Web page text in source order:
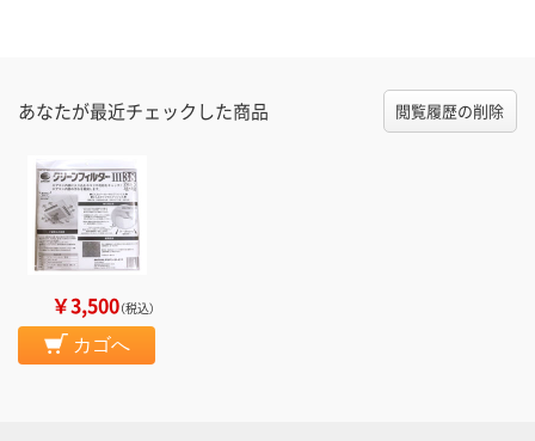
あなたが最近チェックした商品 閲覧履歴の削除
￥3,500（税込）
カゴへ